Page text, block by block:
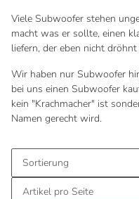
Viele Subwoofer stehen
macht was er sollte, einen
liefern, der eben nicht
Wir haben nur Subwoofer
bei uns einen Subwoofer
kein "Krachmacher" ist
Namen gerecht wird.
Sortierung
Artikel pro Seite